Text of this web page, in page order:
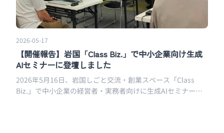
2026-05-17
【開催報告】岩国「Class Biz.」で中小企業向け生成
AIセミナーに登壇しました
2026年5月16日、岩国しごと交流・創業スペース「Class
Biz.」で中小企業の経営者・実務者向けに生成AIセミナーを